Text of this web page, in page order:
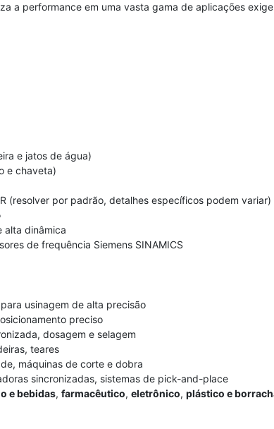
a performance em uma vasta gama de aplicações
e jatos de água)
e chaveta)
(resolver por padrão, detalhes específicos podem variar)
alta dinâmica
de frequência Siemens SINAMICS
usinagem de alta precisão
preciso
dosagem e selagem
teares
máquinas de corte e dobra
sincronizadas, sistemas de pick-and-place
e bebidas, farmacêutico, eletrônico, plástico e